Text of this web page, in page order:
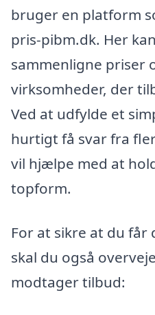
bruger en platform
pris-pibm.dk. Her
sammenligne priser
virksomheder, der
Ved at udfylde et
hurtigt få svar fra
vil hjælpe med at
topform.
For at sikre at du
skal du også
modtager tilbud: